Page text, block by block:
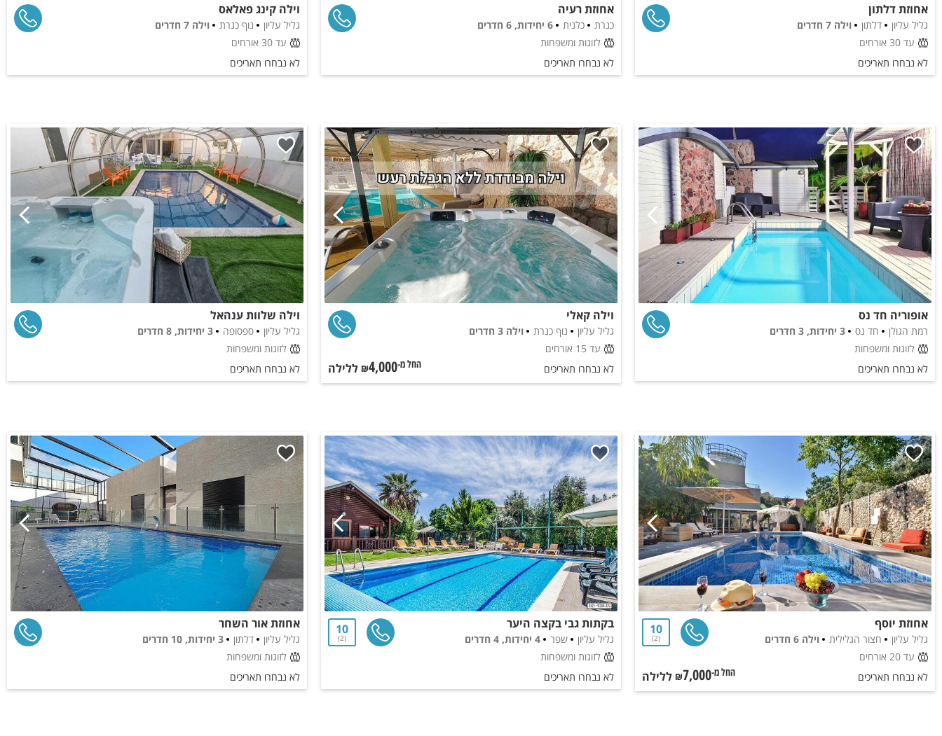
אחוזת דלתון
גליל עליון דלתון
וילה 7 חדרים
עד 30 אורחים
לא נבחרו תאריכים
אחוזת רעיה
כנרת כלנית
6 יחידות, 6 חדרים
לזוגות ומשפחות
לא נבחרו תאריכים
וילה קינג פאלאס
גליל עליון נוף כנרת
וילה 7 חדרים
עד 30 אורחים
לא נבחרו תאריכים
אופוריה חד נס
רמת הגולן חד נס
3 יחידות, 3 חדרים
לזוגות ומשפחות
לא נבחרו תאריכים
וילה קאלי
גליל עליון נוף כנרת
וילה 3 חדרים
עד 15 אורחים
לא נבחרו תאריכים
החל מ-₪4,000 ללילה
וילה שלוות ענהאל
גליל עליון ספסופה
3 יחידות, 8 חדרים
לזוגות ומשפחות
לא נבחרו תאריכים
אחוזת יוסף
גליל עליון חצור הגלילית
וילה 6 חדרים
עד 20 אורחים
10
2
לא נבחרו תאריכים החל מ-₪7,000 ללילה
בקתות גבי בקצה היער
גליל עליון שפר
4 יחידות, 4 חדרים
לזוגות ומשפחות
10
2
לא נבחרו תאריכים
אחוזת אור השחר
גליל עליון דלתון
3 יחידות, 10 חדרים
לזוגות ומשפחות
לא נבחרו תאריכים